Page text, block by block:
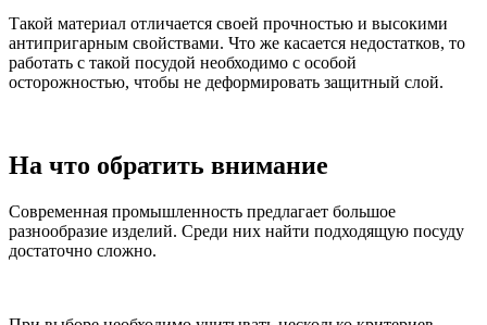
Такой материал отличается своей прочностью и высокими
антипригарным свойствами. Что же касается недостатков, то
работать с такой посудой необходимо с особой
осторожностью, чтобы не деформировать защитный слой.
На что обратить внимание
Современная промышленность предлагает большое
разнообразие изделий. Среди них найти подходящую посуду
достаточно сложно.